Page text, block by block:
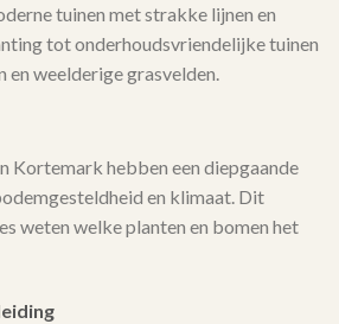
tuinen met strakke lijnen en
tot onderhoudsvriendelijke tuinen
weelderige grasvelden.
Kortemark hebben een diepgaande
en klimaat. Dit
weten welke planten en bomen het